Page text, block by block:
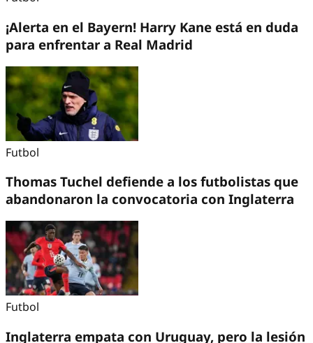
¡Alerta en el Bayern! Harry Kane está en duda
para enfrentar a Real Madrid
Futbol
Thomas Tuchel defiende a los futbolistas que
abandonaron la convocatoria con Inglaterra
Futbol
Inglaterra empata con Uruguay, pero la lesión